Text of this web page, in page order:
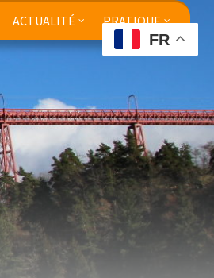
ACTUALITÉ
PRATIQUE
FR